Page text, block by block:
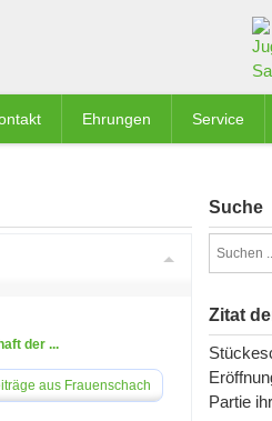
Ehrungen Service
der ...
aus Frauenschach
Suche
Zitat
Partie